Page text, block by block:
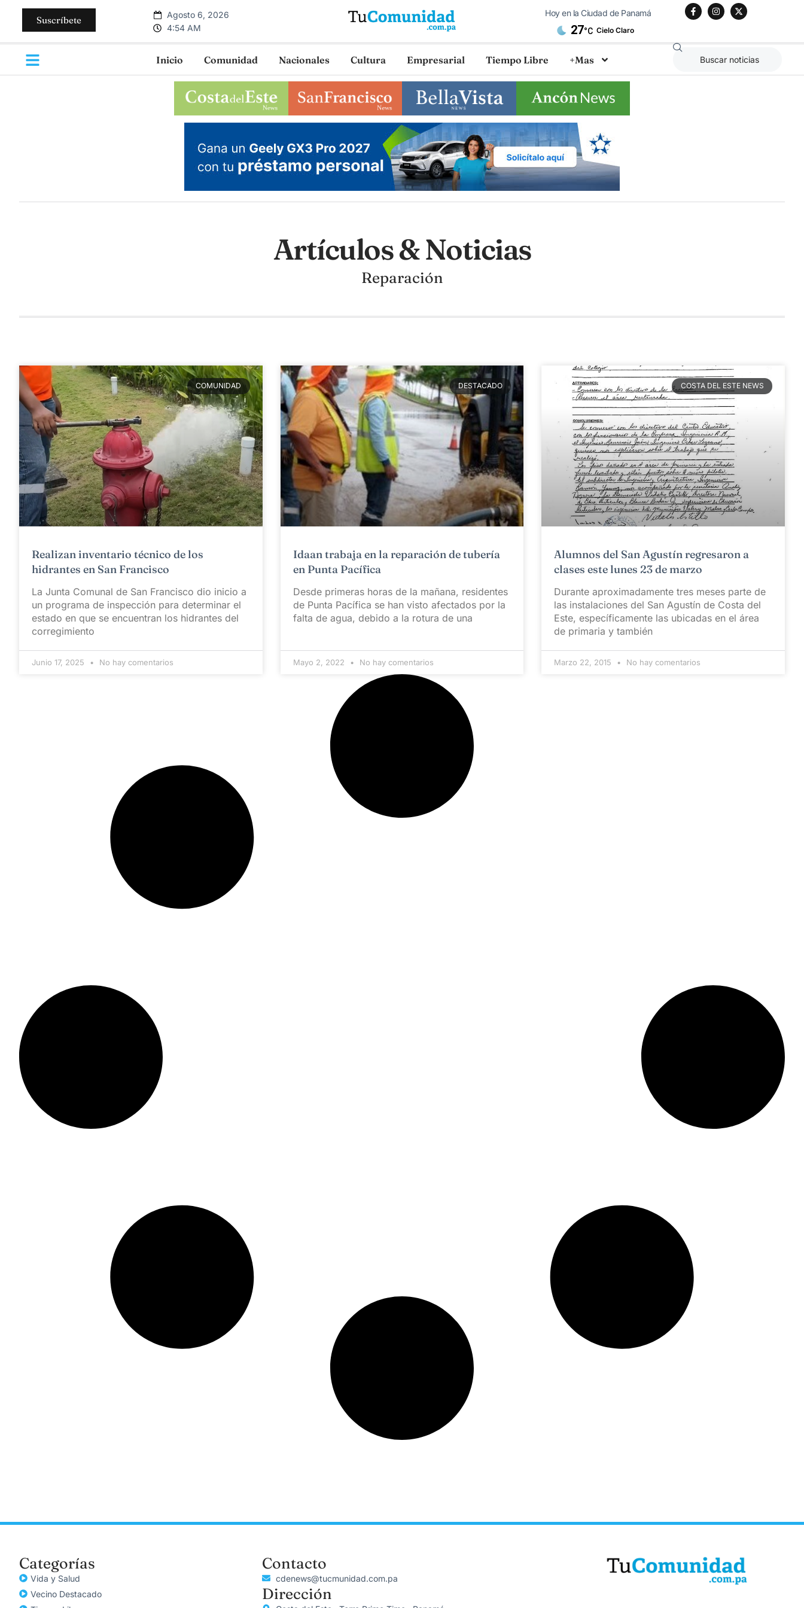
Suscríbete
Agosto 6, 2026
4:54 AM
Hoy en la Ciudad de Panamá
27°C Cielo Claro
Inicio Comunidad Nacionales Cultura Empresarial Tiempo Libre +Mas
Artículos & Noticias
Reparación
COMUNIDAD
Realizan inventario técnico de los
hidrantes en San Francisco
La Junta Comunal de San Francisco dio inicio a
un programa de inspección para determinar el
estado en que se encuentran los hidrantes del
corregimiento
Junio 17, 2025 No hay comentarios
DESTACADO
Idaan trabaja en la reparación de tubería
en Punta Pacífica
Desde primeras horas de la mañana, residentes
de Punta Pacífica se han visto afectados por la
falta de agua, debido a la rotura de una
Mayo 2, 2022 No hay comentarios
COSTA DEL ESTE NEWS
Alumnos del San Agustín regresaron a
clases este lunes 23 de marzo
Durante aproximadamente tres meses parte de
las instalaciones del San Agustín de Costa del
Este, específicamente las ubicadas en el área
de primaria y también
Marzo 22, 2015 No hay comentarios
Categorías
Vida y Salud
Vecino Destacado
Contacto
cdenews@tucmunidad.com.pa
Dirección